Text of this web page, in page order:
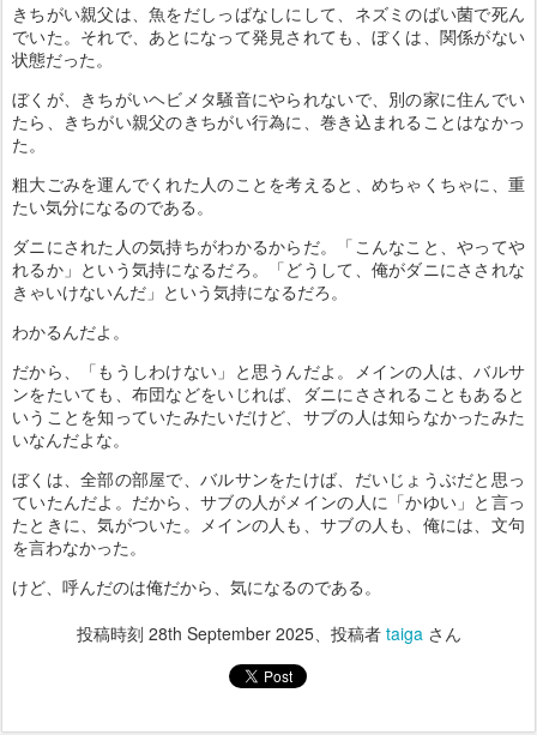
きちがい親父は、魚をだしっばなしにして、ネズミのばい菌で死ん
でいた。それで、あとになって発見されても、ぼくは、関係がない
状態だった。
ぼくが、きちがいヘビメタ騒音にやられないで、別の家に住んでい
たら、きちがい親父のきちがい行為に、巻き込まれることはなかっ
た。
粗大ごみを運んでくれた人のことを考えると、めちゃくちゃに、重
たい気分になるのである。
ダニにされた人の気持ちがわかるからだ。「こんなこと、やってや
れるか」という気持になるだろ。「どうして、俺がダニにさされな
きゃいけないんだ」という気持になるだろ。
わかるんだよ。
だから、「もうしわけない」と思うんだよ。メインの人は、バルサ
ンをたいても、布団などをいじれば、ダニにさされることもあると
いうことを知っていたみたいだけど、サブの人は知らなかったみた
いなんだよな。
ぼくは、全部の部屋で、バルサンをたけば、だいじょうぶだと思っ
ていたんだよ。だから、サブの人がメインの人に「かゆい」と言っ
たときに、気がついた。メインの人も、サブの人も、俺には、文句
を言わなかった。
けど、呼んだのは俺だから、気になるのである。
投稿時刻 28th September 2025、投稿者 taigaさん